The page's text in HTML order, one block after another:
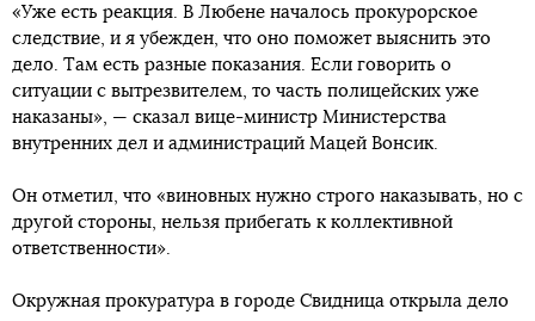
«Уже есть реакция. В Любене началось прокурорское
следствие, и я убежден, что оно поможет выяснить это
дело. Там есть разные показания. Если говорить о
ситуации с вытрезвителем, то часть полицейских уже
наказаны», — сказал вице-министр Министерства
внутренних дел и администраций Мацей Вонсик.
Он отметил, что «виновных нужно строго наказывать, но с
другой стороны, нельзя прибегать к коллективной
ответственности».
Окружная прокуратура в городе Свидница открыла дело